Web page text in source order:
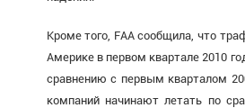
Кроме того, FAA сообщила, что
Америке в первом квартале 2010
сравнению с первым кварталом
компаний начинают летать по